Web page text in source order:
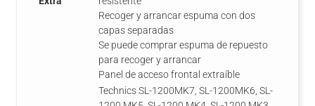
Recoger y arrancar espuma con dos
capas separadas
Se puede comprar espuma de repuesto
para recoger y arrancar
Panel de acceso frontal extraíble
Technics SL-1200MK7, SL-1200MK6, SL-